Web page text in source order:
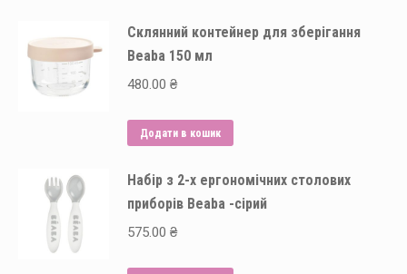
Склянний контейнер для зберігання
Beaba 150 мл
480.00 ₴
Додати в кошик
Набір з 2-х ергономічних столових
приборів Beaba -сірий
575.00 ₴